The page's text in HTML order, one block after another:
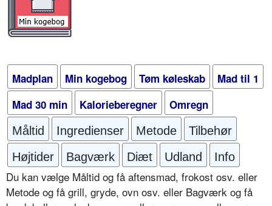
Madplan Min kogebog Tøm køleskab
Mad til 1
Mad 30 min
Kalorieberegner Omregn
Måltid Ingredienser Metode
Tilbehør
Højtider
Bagværk Diæt Udland Info
Du kan vælge Måltid og få aftensmad, frokost osv. eller
Metode og få grill, gryde, ovn osv. eller Bagværk og få